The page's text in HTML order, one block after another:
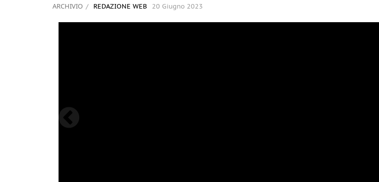
ARCHIVIO REDAZIONE WEB 20 Giugno 2023